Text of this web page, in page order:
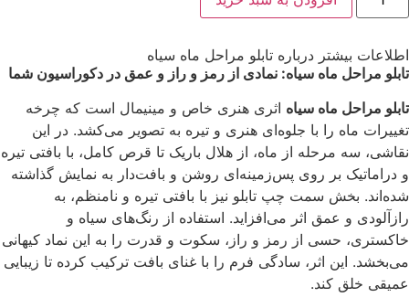
اطلاعات بیشتر درباره تابلو مراحل ماه سیاه
تابلو مراحل ماه سیاه: نمادی از رمز و راز و عمق در دکوراسیون شما
تابلو مراحل ماه سیاه اثری هنری خاص و مینیمال است که چرخه
تغییرات ماه را با جلوه‌ای هنری و تیره به تصویر می‌کشد. در این
نقاشی، سه مرحله از ماه، از هلال باریک تا قرص کامل، با بافتی تیره
و دراماتیک بر روی پس‌زمینه‌ای روشن و بافت‌دار به نمایش گذاشته
شده‌اند. بخش سمت چپ تابلو نیز با بافتی تیره و نامنظم، به
رازآلودی و عمق اثر می‌افزاید. استفاده از رنگ‌های سیاه و
خاکستری، حسی از رمز و راز، سکوت و قدرت را به این نماد کیهانی
می‌بخشد. این اثر، سادگی فرم را با غنای بافت ترکیب کرده تا زیبایی
عمیقی خلق کند.